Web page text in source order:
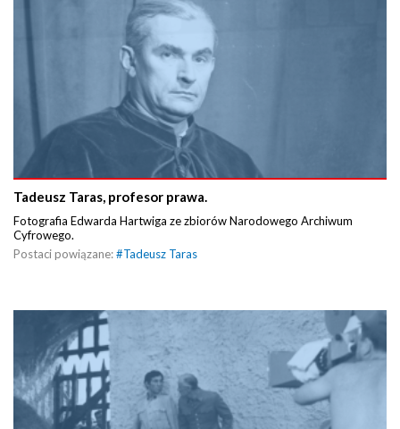
Tadeusz Taras, profesor prawa.
Fotografia Edwarda Hartwiga ze zbiorów Narodowego Archiwum
Cyfrowego.
Postaci powiązane:#Tadeusz Taras